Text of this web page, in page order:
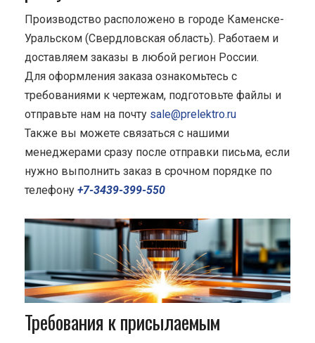
Производство расположено в городе Каменске-
Уральском (Свердловская область). Работаем и
доставляем заказы в любой регион России.
Для оформления заказа ознакомьтесь с
требованиями к чертежам, подготовьте файлы и
отправьте нам на почту sale@prelektro.ru
Также вы можете связаться с нашими
менеджерами сразу после отправки письма, если
нужно выполнить заказ в срочном порядке по
телефону +7-3439-399-550
Требования к присылаемым